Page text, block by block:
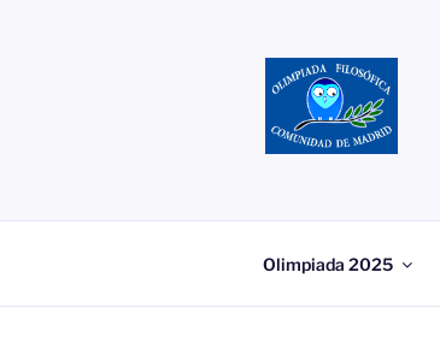
Olimpiada 2025